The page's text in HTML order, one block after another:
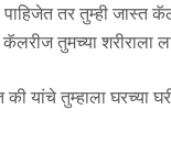
तर तुम्ही जास्त
तुमच्या शरीराला
यांचे तुम्हाला घरच्या